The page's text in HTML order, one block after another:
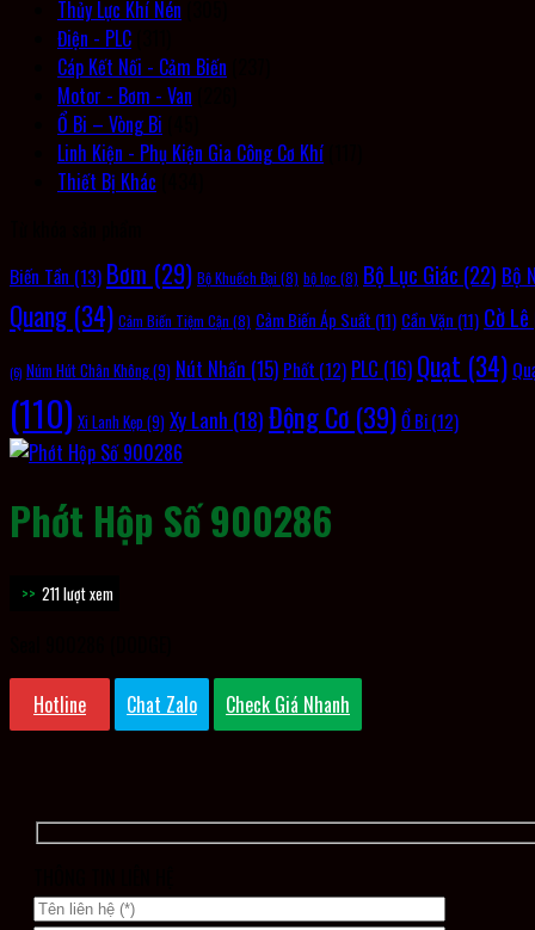
Thủy Lực Khí Nén
Điện - PLC
Cáp Kết Nối - Cảm Biến
Motor - Bơm - Van
Ổ Bi – Vòng Bi
Linh Kiện - Phụ Kiện Gia Công Cơ Khí
Thiết Bị Khác
Biến Tần (13) Bơm (29) Bộ Khuếch Đại (8) bộ lọc (8) Bộ Lục Giác (22) Bộ
Quang (34) Cảm Biến Tiệm Cận (8) Cảm Biến Áp Suất (11) Cần Vặn (11) Cờ Lê
(6) Núm Hút Chân Không(9) Nút Nhấn (15) Phốt (12) PLC (16) Quạt (34)
(110) Xi Lanh Kẹp (9) Xy Lanh (18)Động Cơ (39)Ổ Bi(12)
Phớt Hộp Số 900286
211 lượt xem
Hotline Chat Zalo Check Giá Nhanh